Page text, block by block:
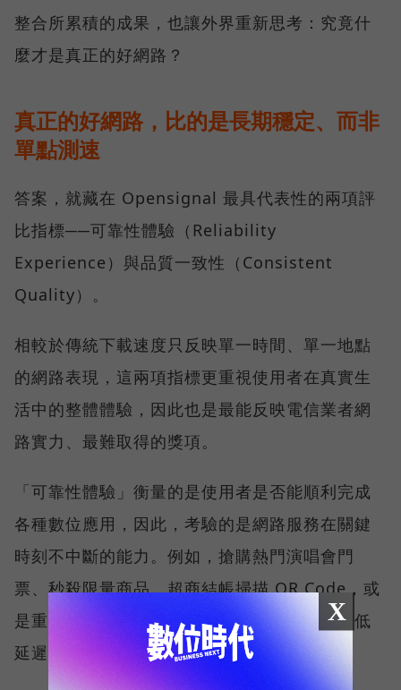
整合所累積的成果，也讓外界重新思考：究竟什
麼才是真正的好網路？
真正的好網路，比的是長期穩定、而非
單點測速
答案，就藏在 Opensignal 最具代表性的兩項評
比指標──可靠性體驗（Reliability
Experience）與品質一致性（Consistent
Quality）。
相較於傳統下載速度只反映單一時間、單一地點
的網路表現，這兩項指標更重視使用者在真實生
活中的整體體驗，因此也是最能反映電信業者網
路實力、最難取得的獎項。
「可靠性體驗」衡量的是使用者是否能順利完成
各種數位應用，因此，考驗的是網路服務在關鍵
時刻不中斷的能力。例如，搶購熱門演唱會門
票、秒殺限量商品、超商結帳掃描 QR Code，或
是重要的線上會議，都需要網路能即時回應、低
延遲且持續運作。
X